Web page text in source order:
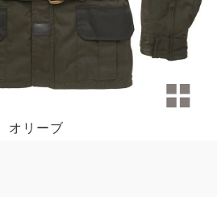
オリーブ